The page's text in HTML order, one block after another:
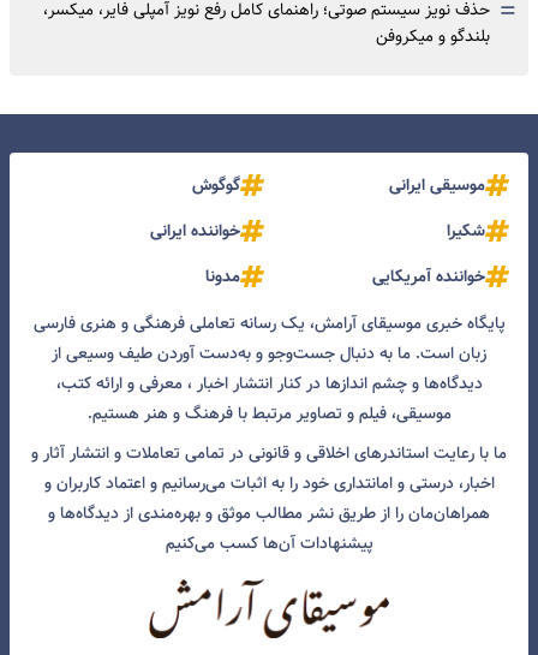
= حذف نویز سیستم صوتی؛ راهنمای کامل رفع نویز آمپلی فایر، میکسر،
بلندگو و میکروفن
موسیقی ایرانی
گوگوش
شکیرا
خواننده ایرانی
خواننده آمریکایی
مدونا
پایگاه خبری موسیقای آرامش، یک رسانه تعاملی فرهنگی و هنری فارسی
زبان است. ما به دنبال جست‌و‌جو و به‌دست آوردن طیف وسیعی از
دیدگاه‌ها و چشم انداز‌ها در کنار انتشار اخبار ، معرفی و ارائه کتب،
موسیقی، فیلم و تصاویر مرتبط با فرهنگ و هنر هستیم.
ما با رعایت استاندرهای اخلاقی و قانونی در تمامی تعاملات و انتشار آثار و
اخبار، درستی و امانتداری خود را به اثبات می‌رسانیم و اعتماد کاربران و
همراهان‌مان را از طریق نشر مطالب موثق و بهره‌مندی از دیدگاه‌ها و
پیشنهادات آن‌ها کسب می‌کنیم